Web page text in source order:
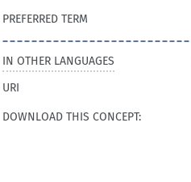
PREFERRED TERM
IN OTHER LANGUAGES
URI
DOWNLOAD THIS CONCEPT: